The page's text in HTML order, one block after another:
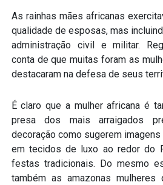
As rainhas mães africanas
qualidade de esposas, mas
administração civil e militar.
conta de que muitas foram as
destacaram na defesa de seus
É claro que a mulher africana é
presa dos mais arraigados
decoração como sugerem
em tecidos de luxo ao redor do
festas tradicionais. Do mesmo
também as amazonas mulheres